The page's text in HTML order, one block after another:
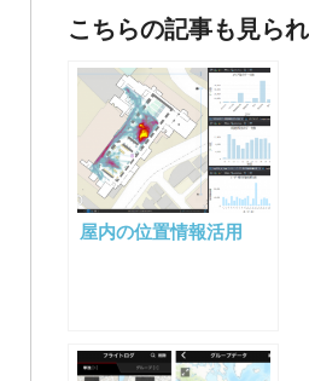
こちらの記事も見ら
屋内の位置情報活用